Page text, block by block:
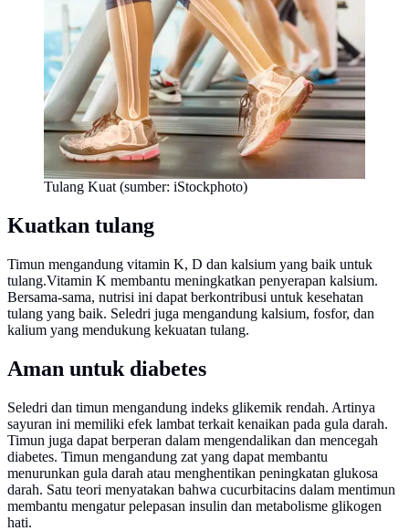
Tulang Kuat (sumber: iStockphoto)
Kuatkan tulang
Timun mengandung vitamin K, D dan kalsium yang baik untuk
tulang.Vitamin K membantu meningkatkan penyerapan kalsium.
Bersama-sama, nutrisi ini dapat berkontribusi untuk kesehatan
tulang yang baik. Seledri juga mengandung kalsium, fosfor, dan
kalium yang mendukung kekuatan tulang.
Aman untuk diabetes
Seledri dan timun mengandung indeks glikemik rendah. Artinya
sayuran ini memiliki efek lambat terkait kenaikan pada gula darah.
Timun juga dapat berperan dalam mengendalikan dan mencegah
diabetes. Timun mengandung zat yang dapat membantu
menurunkan gula darah atau menghentikan peningkatan glukosa
darah. Satu teori menyatakan bahwa cucurbitacins dalam mentimun
membantu mengatur pelepasan insulin dan metabolisme glikogen
hati.